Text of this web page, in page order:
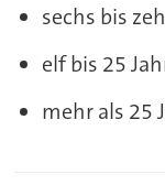
sechs bis
elf bis 25
mehr als 25